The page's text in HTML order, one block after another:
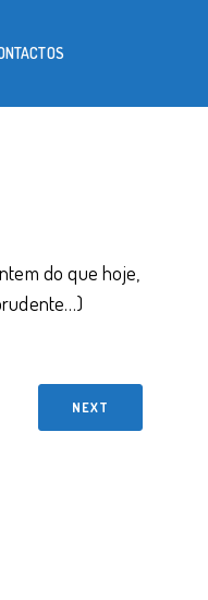
do que hoje,
NEXT